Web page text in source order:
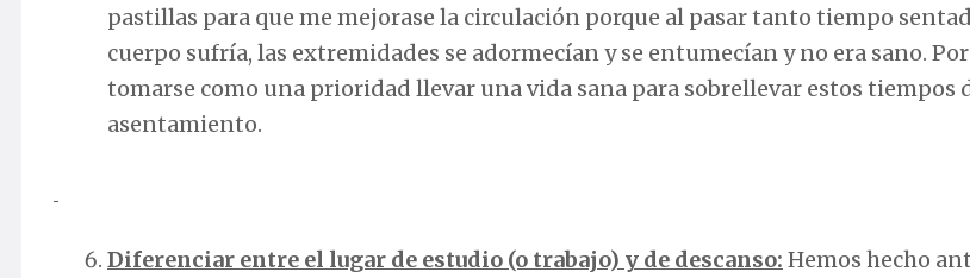
pastillas para que me mejorase la circulación porque al pasar tanto tiempo
cuerpo sufría, las extremidades se adormecían y se entumecían y no era sano.
tomarse como una prioridad llevar una vida sana para sobrellevar estos tiempos
asentamiento.
Diferenciar entre el lugar de estudio (o trabajo) y de descanso: Hemos hecho